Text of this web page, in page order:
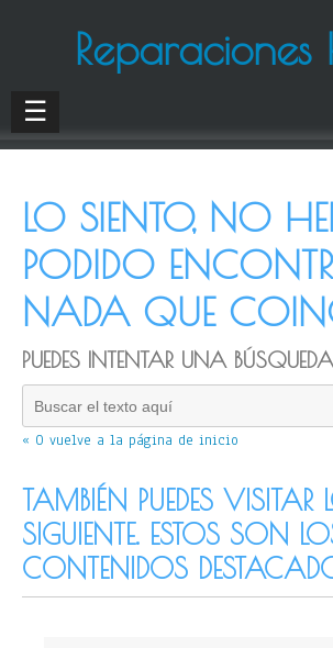
Reparaciones
☰
LO SIENTO, NO
PODIDO
NADA QUE
PUEDES INTENTAR UNA
« O vuelve a la página de inicio
TAMBIÉN PUEDES VISITAR
SIGUIENTE. ESTOS SON
CONTENIDOS